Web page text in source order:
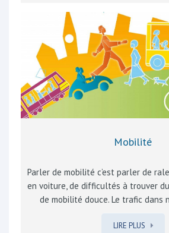
des semaines. Les bonnes
douze mois, se sont parfois
ou pas, au gré de nos activités,
dévorantes, ou de nos
collective étant assez
Mobilité
Parler de mobilité c’est parler de
en voiture, de difficultés à trouver
de mobilité douce. Le trafic dans
travail, en dehors de la commune
LIRE PLUS